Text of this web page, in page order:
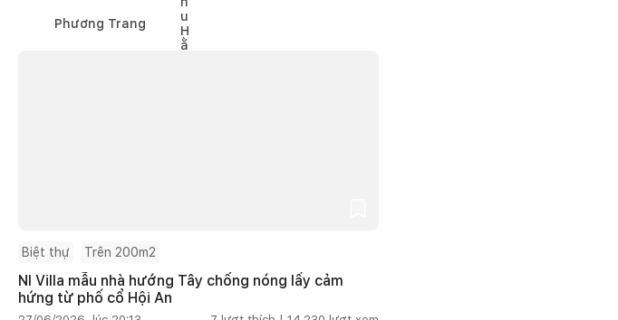
Phương Trang
Biệt thự Trên 200m2
NI Villa mẫu nhà hướng Tây chống nóng lấy cảm
hứng từ phố cổ Hội An